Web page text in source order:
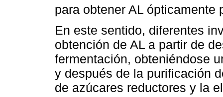
para obtener AL ópticamente
En este sentido, diferentes
obtención de AL a partir de
fermentación, obteniéndose
y después de la purificación
de azúcares reductores y la